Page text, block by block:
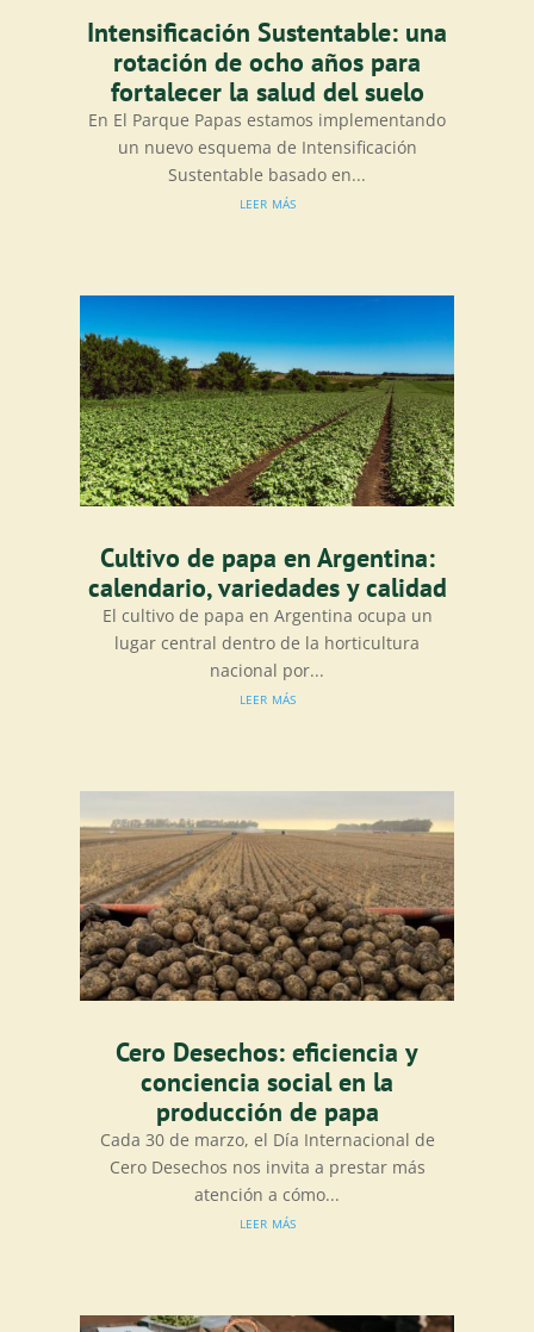
Intensificación Sustentable: una
rotación de ocho años para
fortalecer la salud del suelo
En El Parque Papas estamos implementando
un nuevo esquema de Intensificación
Sustentable basado en...
leer más
Cultivo de papa en Argentina:
calendario, variedades y calidad
El cultivo de papa en Argentina ocupa un
lugar central dentro de la horticultura
nacional por...
leer más
Cero Desechos: eficiencia y
conciencia social en la
producción de papa
Cada 30 de marzo, el Día Internacional de
Cero Desechos nos invita a prestar más
atención a cómo...
leer más